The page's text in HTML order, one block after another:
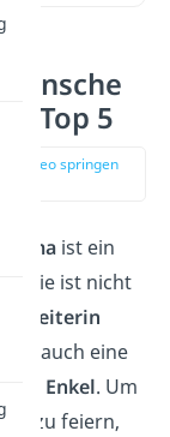
Top 5
im Video springen
Omaist ein
Sie ist nicht
Begleiterin
auch eine
Enkel. Um
zu feiern,